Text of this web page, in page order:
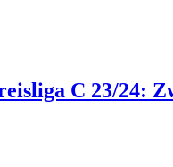
C 23/24: